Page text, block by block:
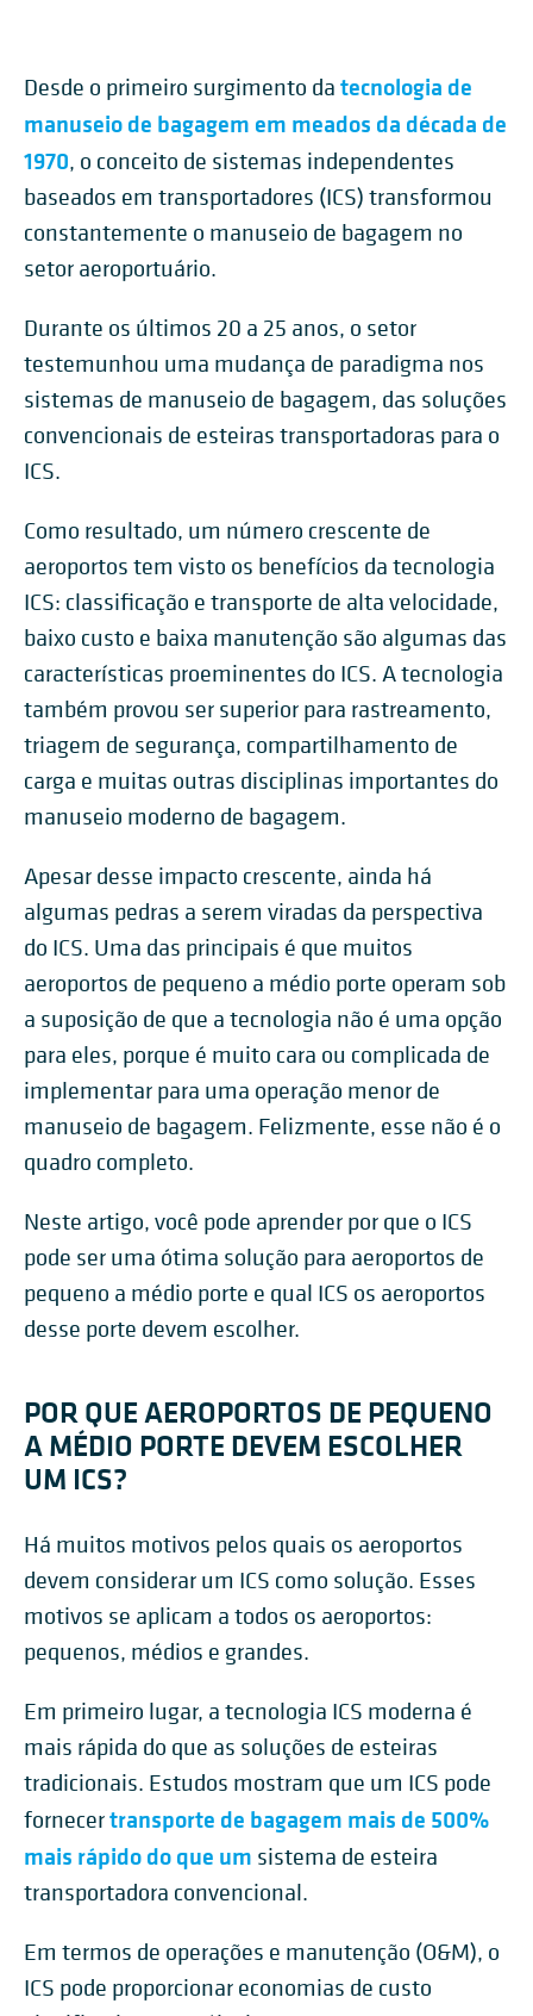
Desde o primeiro surgimento da tecnologia de
manuseio de bagagem em meados da década de
1970, o conceito de sistemas independentes
baseados em transportadores (ICS) transformou
constantemente o manuseio de bagagem no
setor aeroportuário.
Durante os últimos 20 a 25 anos, o setor
testemunhou uma mudança de paradigma nos
sistemas de manuseio de bagagem, das soluções
convencionais de esteiras transportadoras para o
ICS.
Como resultado, um número crescente de
aeroportos tem visto os benefícios da tecnologia
ICS: classificação e transporte de alta velocidade,
baixo custo e baixa manutenção são algumas das
características proeminentes do ICS. A tecnologia
também provou ser superior para rastreamento,
triagem de segurança, compartilhamento de
carga e muitas outras disciplinas importantes do
manuseio moderno de bagagem.
Apesar desse impacto crescente, ainda há
algumas pedras a serem viradas da perspectiva
do ICS. Uma das principais é que muitos
aeroportos de pequeno a médio porte operam sob
a suposição de que a tecnologia não é uma opção
para eles, porque é muito cara ou complicada de
implementar para uma operação menor de
manuseio de bagagem. Felizmente, esse não é o
quadro completo.
Neste artigo, você pode aprender por que o ICS
pode ser uma ótima solução para aeroportos de
pequeno a médio porte e qual ICS os aeroportos
desse porte devem escolher.
POR QUE AEROPORTOS DE PEQUENO
A MÉDIO PORTE DEVEM ESCOLHER
UM ICS?
Há muitos motivos pelos quais os aeroportos
devem considerar um ICS como solução. Esses
motivos se aplicam a todos os aeroportos:
pequenos, médios e grandes.
Em primeiro lugar, a tecnologia ICS moderna é
mais rápida do que as soluções de esteiras
tradicionais. Estudos mostram que um ICS pode
fornecertransporte de bagagem mais de 500%
mais rápido do que um sistema de esteira
transportadora convencional.
Em termos de operações e manutenção (O&M), o
ICS pode proporcionar economias de custo